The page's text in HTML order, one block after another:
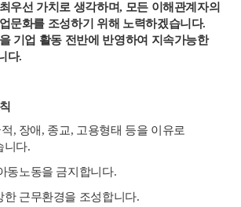
우선 가치로 생각하며, 모든 이해관계자의
문화를 조성하기 위해 노력하겠습니다.
기업 활동 전반에 반영하여 지속가능한
다.
, 장애, 종교, 고용형태 등을 이유로
니다.
동노동을 금지합니다.
한 근무환경을 조성합니다.